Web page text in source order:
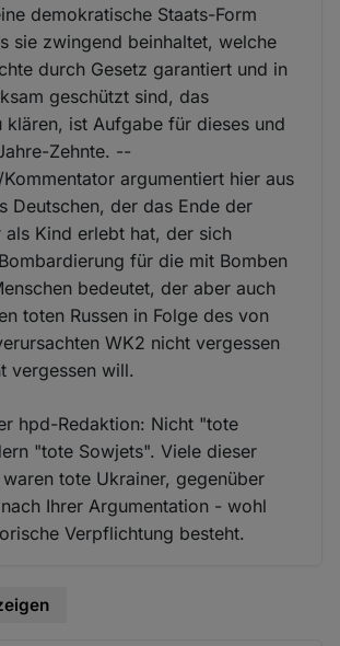
demokratische Staats-Form
sie zwingend beinhaltet, welche
durch Gesetz garantiert und in
geschützt sind, das
ist Aufgabe für dieses und
Zehnte. --
argumentiert hier aus
Deutschen, der das Ende der
als Kind erlebt hat, der sich
für die mit Bomben
bedeutet, der aber auch
toten Russen in Folge des von
WK2 nicht vergessen
vergessen will.
hpd-Redaktion: Nicht "tote
"tote Sowjets". Viele dieser
tote Ukrainer, gegenüber
Ihrer Argumentation - wohl
Verpflichtung besteht.